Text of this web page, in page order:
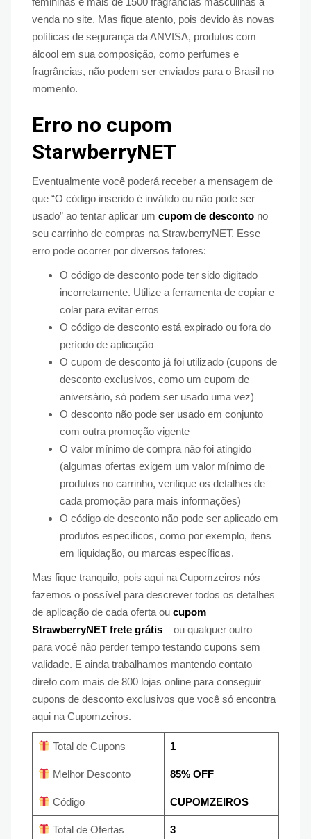
venda no site. Mas fique atento, pois devido às novas
políticas de segurança da ANVISA, produtos com
álcool em sua composição, como perfumes e
fragrâncias, não podem ser enviados para o Brasil no
momento.
Erro no cupom
StarwberryNET
Eventualmente você poderá receber a mensagem de
que “O código inserido é inválido ou não pode ser
usado” ao tentar aplicar um cupom de desconto no
seu carrinho de compras na StrawberryNET. Esse
erro pode ocorrer por diversos fatores:
O código de desconto pode ter sido digitado
incorretamente. Utilize a ferramenta de copiar e
colar para evitar erros
O código de desconto está expirado ou fora do
período de aplicação
O cupom de desconto já foi utilizado (cupons de
desconto exclusivos, como um cupom de
aniversário, só podem ser usado uma vez)
O desconto não pode ser usado em conjunto
com outra promoção vigente
O valor mínimo de compra não foi atingido
(algumas ofertas exigem um valor mínimo de
produtos no carrinho, verifique os detalhes de
cada promoção para mais informações)
O código de desconto não pode ser aplicado em
produtos específicos, como por exemplo, itens
em liquidação, ou marcas específicas.
Mas fique tranquilo, pois aqui na Cupomzeiros nós
fazemos o possível para descrever todos os detalhes
de aplicação de cada oferta ou cupom
StrawberryNET frete grátis – ou qualquer outro –
para você não perder tempo testando cupons sem
validade. E ainda trabalhamos mantendo contato
direto com mais de 800 lojas online para conseguir
cupons de desconto exclusivos que você só encontra
aqui na Cupomzeiros.
Total de Cupons 1
Melhor Desconto 85% OFF
Código CUPOMZEIROS
Total de Ofertas 3